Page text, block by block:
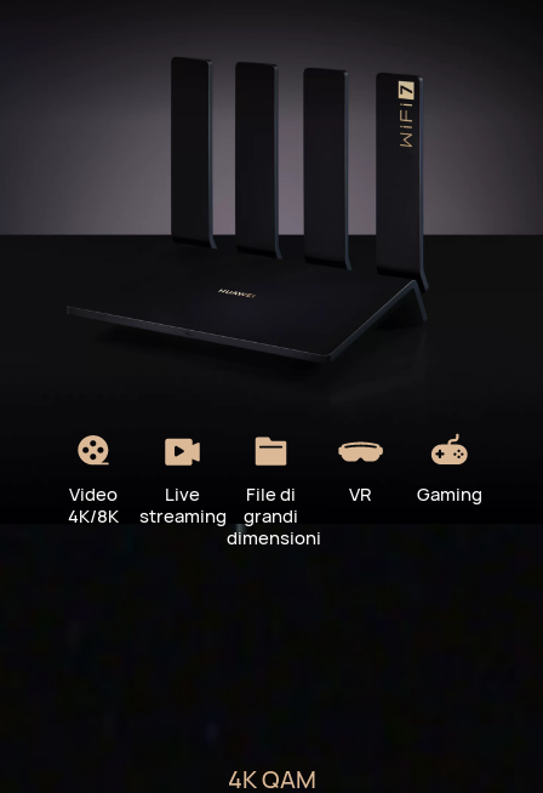
Video
4K/8K
Live
streaming
File di
grandi
dimensioni
VR Gaming
4K QAM